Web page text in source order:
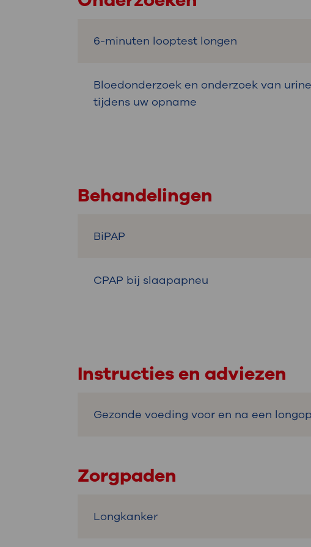
6-minuten looptest longen
Bloedonderzoek en onderzoek van
tijdens uw opname
Behandelingen
BiPAP
CPAP bij slaapapneu
Instructies en adviezen
Gezonde voeding voor en na een
Zorgpaden
Longkanker